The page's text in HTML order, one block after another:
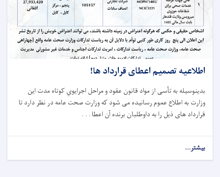
اطلاعیه تصمیم اعطای قرارداد ها!
بدینوسیله به تأسی از مواد قانون عقود ومراحل اجرایويکوتاه‌ مدت این
وزارت به اطلاع عموم رسانیده می شود که وزارت صحت عامه در نظر دارد تا
قرارداد های ذیل را به داوطلبان برنده آن اعطا . . .
بیشتر...
اطلاعیه